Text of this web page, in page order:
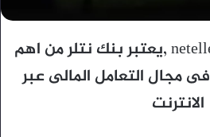
فى مجال التعامل المالى عبر
الانترنت